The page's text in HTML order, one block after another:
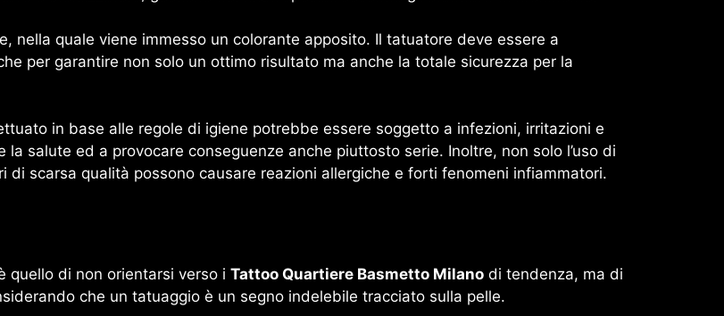
nella quale viene immesso un colorante apposito. Il tatuatore deve essere a
per garantire non solo un ottimo risultato ma anche la totale sicurezza per la
in base alle regole di igiene potrebbe essere soggetto a infezioni, irritazioni e
salute ed a provocare conseguenze anche piuttosto serie. Inoltre, non solo l’uso di
scarsa qualità possono causare reazioni allergiche e forti fenomeni infiammatori.
quello di non orientarsi verso i Tattoo Quartiere Basmetto Milano di tendenza, ma di
che un tatuaggio è un segno indelebile tracciato sulla pelle.